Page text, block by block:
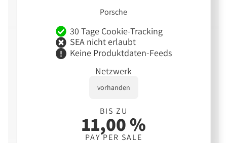
Porsche
30 Tage Cookie-Tracking
SEA nicht erlaubt
Keine Produktdaten-Feeds
Netzwerk
vorhanden
BIS ZU
11,00 %
PAY PER SALE